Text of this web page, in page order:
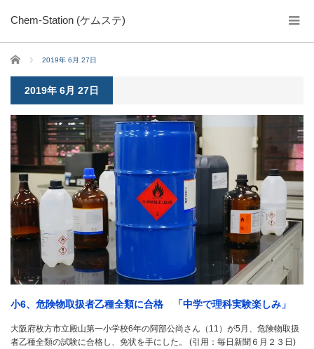
Chem-Station (ケムステ)
ホーム 2019年 6月 27日
2019年 6月 27日
小6、危険物取扱者乙種全類に合格 「中学で理科実験楽しみ」
大阪府枚方市立殿山第一小学校6年の阿部公尚さん（11）が5月、危険物取扱
者乙種全類の試験に合格し、免状を手にした。 (引用：毎日新聞６月２３日)